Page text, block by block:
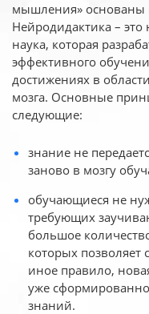
мышления» основаны
Нейродидактика –
наука, которая
эффективного
достижениях в
мозга. Основные
следующие:
знание не
заново в мозгу
обучающиеся не
требующих
большое
которых позволяет
иное правило,
уже
знаний.